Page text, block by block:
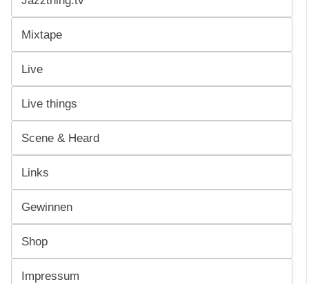
Mixtape
Live
Live things
Scene & Heard
Links
Gewinnen
Shop
Impressum